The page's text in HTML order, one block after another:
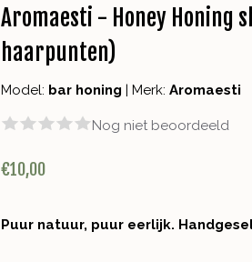
Aromaesti - Honey Honing
haarpunten)
Model: bar honing Merk:Aromaesti
Nog niet beoordeeld
€10,00
Puur natuur, puur eerlijk.